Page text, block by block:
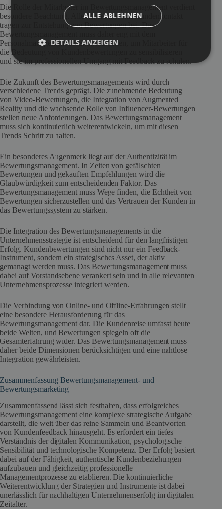
Die Rolle der Mitarbeiter im Bewertungsmanagement verdient
besondere Beachtung. Alle Mitarbeiter mit Kundenkontakt
tragen zur Entstehung von Bewertungen bei. Das
Bewertungsmanagement muss daher eng mit dem
Personalmanagement zusammenarbeiten, um Mitarbeiter für
die Bedeutung von Kundenbewertungen zu sensibilisieren
und sie im professionellen Umgang mit Feedback zu schulen.
Die Zukunft des Bewertungsmanagements wird durch
verschiedene Trends geprägt. Die zunehmende Bedeutung
von Video-Bewertungen, die Integration von Augmented
Reality und die wachsende Rolle von Influencer-Bewertungen
stellen neue Anforderungen. Das Bewertungsmanagement
muss sich kontinuierlich weiterentwickeln, um mit diesen
Trends Schritt zu halten.
Ein besonderes Augenmerk liegt auf der Authentizität im
Bewertungsmanagement. In Zeiten von gefälschten
Bewertungen und gekauften Empfehlungen wird die
Glaubwürdigkeit zum entscheidenden Faktor. Das
Bewertungsmanagement muss Wege finden, die Echtheit von
Bewertungen sicherzustellen und das Vertrauen der Kunden in
das Bewertungssystem zu stärken.
Die Integration des Bewertungsmanagements in die
Unternehmensstrategie ist entscheidend für den langfristigen
Erfolg. Kundenbewertungen sind nicht nur ein Feedback-
Instrument, sondern ein strategisches Asset, der aktiv
gemanagt werden muss. Das Bewertungsmanagement muss
dabei auf Vorstandsebene verankert sein und in alle relevanten
Unternehmensprozesse integriert werden.
Die Verbindung von Online- und Offline-Erfahrungen stellt
eine besondere Herausforderung für das
Bewertungsmanagement dar. Die Kundenreise umfasst heute
beide Welten, und Bewertungen spiegeln oft die
Gesamterfahrung wider. Das Bewertungsmanagement muss
daher beide Dimensionen berücksichtigen und eine nahtlose
Integration gewährleisten.
Zusammenfassung Bewertungsmanagement- und
Bewertungsmarketing
Zusammenfassend lässt sich festhalten, dass erfolgreiches
Bewertungsmanagement eine komplexe strategische Aufgabe
darstellt, die weit über das reine Sammeln und Beantworten
von Kundenfeedback hinausgeht. Es erfordert ein tiefes
Verständnis der digitalen Kommunikation, psychologische
Sensibilität und technologische Kompetenz. Der Erfolg basiert
dabei auf der Fähigkeit, authentische Kundenbeziehungen
aufzubauen und gleichzeitig professionelle
Managementprozesse zu etablieren. Die kontinuierliche
Weiterentwicklung der Strategien und Instrumente ist dabei
unerlässlich für nachhaltigen Unternehmenserfolg im digitalen
Zeitalter.
ALLE ABLEHNEN
DETAILS ANZEIGEN